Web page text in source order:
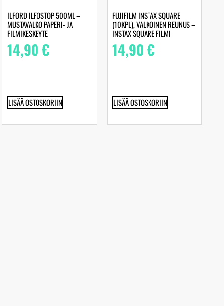
ILFORD ILFOSTOP 500ML –
MUSTAVALKO PAPERI- JA
FILMIKESKEYTE
14,90€
LISÄÄ OSTOSKORIIN
FUJIFILM INSTAX SQUARE
(10KPL), VALKOINEN REUNUS –
INSTAX SQUARE FILMI
14,90€
LISÄÄ OSTOSKORIIN